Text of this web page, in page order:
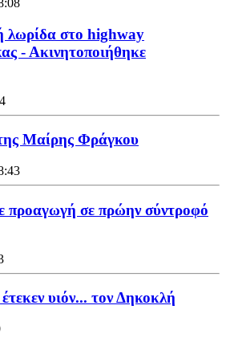
λωρίδα στο highway
- Ακινητοποιήθηκε
Μαίρης Φράγκου
προαγωγή σε πρώην σύντροφό
υιόν... τον Δηκοκλή